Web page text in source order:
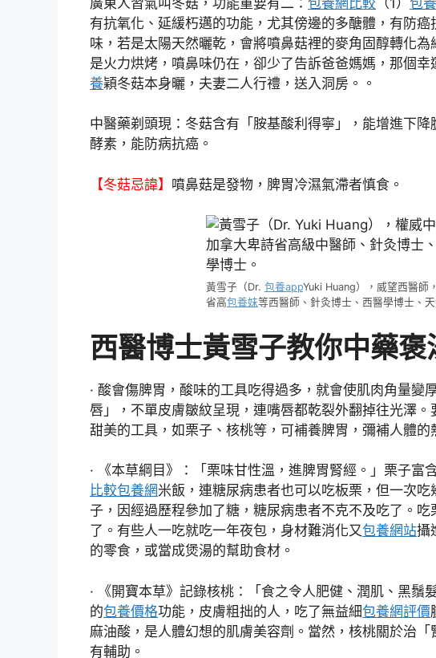
有抗氧化、延緩朽邁的功能，尤其傍邊的多醣體，有防
味，若是太陽天然曬乾，會將噴鼻菇裡的麥角固醇轉化
是火力烘烤，噴鼻味仍在，卻少了告訴爸爸媽媽，那個幸
養穎冬菇本身曬，夫妻二人行禮，送入洞房。。
中醫藥剃頭現：冬菇含有「胺基酸利得寧」，能增進下降
酵素，能防病抗癌。
【冬菇忌諱】 噴鼻菇是發物，脾胃冷濕氣滯者慎食。
黃雪子（Dr. 包養appYuki Huang），威望西醫師
省高包養妹等西醫師、針灸博士、西醫學博士、天
西醫博士黃雪子教你中藥褒
· 酸會傷脾胃，酸味的工具吃得過多，就會使肌肉角量變
唇」，不單皮膚皺紋呈現，連嘴唇都乾裂外翻掉往光澤
甜美的工具，如栗子、核桃等，可補養脾胃，彌補人體的
· 《本草綱目》：「栗味甘性溫，進脾胃腎經。」栗子富
比較包養網米飯，連糖尿病患者也可以吃板栗，但一次
子，因經過歷程參加了糖，糖尿病患者不克不及吃了。
了。有些人一吃就吃一年夜包，身材難消化又包養網站攝
的零食，或當成煲湯的幫助食材。
· 《開寶本草》記錄核桃：「食之令人肥健、潤肌、黑鬚
的包養價格功能，皮膚粗拙的人，吃了無益細包養網評價
麻油酸，是人體幻想的肌膚美容劑。當然，核桃關於治
有輔助。